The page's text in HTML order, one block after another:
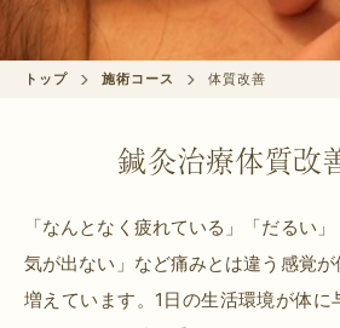
トップ 施術コース 体質改善
鍼灸治療体質改
「なんとなく疲れている」「だるい
気が出ない」など痛みとは違う感覚
増えています。 1日の生活環境が体に